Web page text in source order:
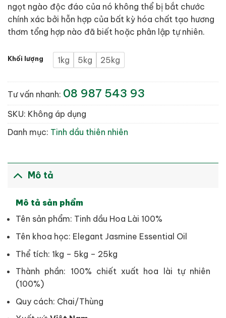
ngọt ngào độc đáo của nó không thể bị bắt chước
chính xác bởi hỗn hợp của bất kỳ hóa chất tạo hương
thơm tổng hợp nào đã biết hoặc phân lập tự nhiên.
Khối lượng 1kg 5kg 25kg
Tư vấn nhanh: 08 987 543 93
SKU: Không áp dụng
Danh mục: Tinh dầu thiên nhiên
Mô tả
Mô tả sản phẩm
Tên sản phẩm: Tinh dầu Hoa Lài 100%
Tên khoa học: Elegant Jasmine Essential Oil
Thể tích: 1kg – 5kg – 25kg
Thành phần: 100% chiết xuất hoa lài tự nhiên
(100%)
Quy cách: Chai/Thùng